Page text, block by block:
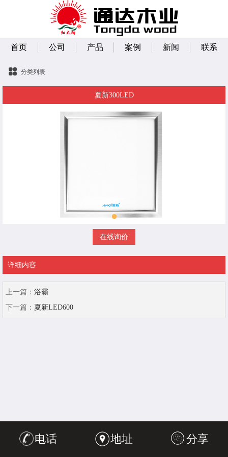
首页 公司 产品 案例 新闻 联系
分类列表
夏新300LED
在线询价
详细内容
上一篇： 浴霸
下一篇： 夏新LED600
电话 地址 分享